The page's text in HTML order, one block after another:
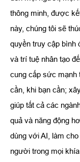
thông minh, được
này, chúng tôi sẽ
quyền truy cập bình
và trí tuệ nhân tạo
cung cấp sức mạnh
cần, khi bạn cần;
giúp tất cả các
quả và năng động
dùng với AI, làm
người trong mọi